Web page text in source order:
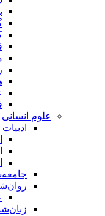
علوم انسانی
ادبیات